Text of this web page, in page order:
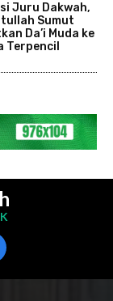
Juru Dakwah,
Sumut
Da’i Muda ke
Terpencil